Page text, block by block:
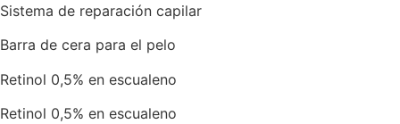
Sistema de reparación capilar
Barra de cera para el pelo
Retinol 0,5% en escualeno
Retinol 0,5% en escualeno